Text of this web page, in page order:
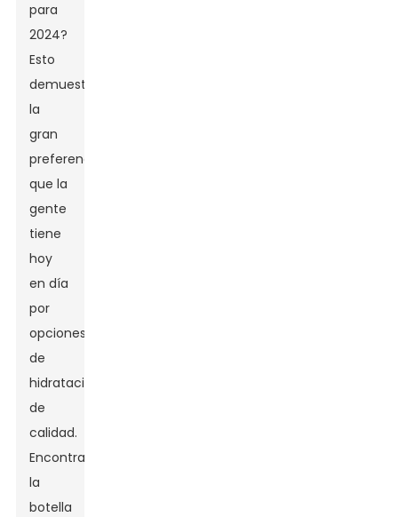
para
2024?
Esto
demuestra
la
gran
preferencia
que la
gente
tiene
hoy
en día
por
opciones
de
hidratación
de
calidad.
Encontrar
la
botella